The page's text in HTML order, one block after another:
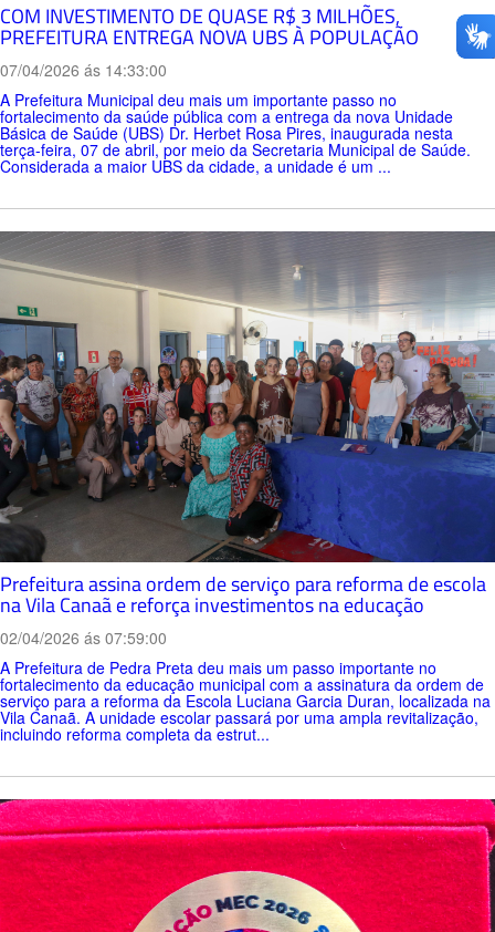
COM INVESTIMENTO DE QUASE R$ 3 MILHÕES,
PREFEITURA ENTREGA NOVA UBS À POPULAÇÃO
07/04/2026 ás 14:33:00
A Prefeitura Municipal deu mais um importante passo no
fortalecimento da saúde pública com a entrega da nova Unidade
Básica de Saúde (UBS) Dr. Herbet Rosa Pires, inaugurada nesta
terça-feira, 07 de abril, por meio da Secretaria Municipal de Saúde.
Considerada a maior UBS da cidade, a unidade é um ...
Prefeitura assina ordem de serviço para reforma de escola
na Vila Canaã e reforça investimentos na educação
02/04/2026 ás 07:59:00
A Prefeitura de Pedra Preta deu mais um passo importante no
fortalecimento da educação municipal com a assinatura da ordem de
serviço para a reforma da Escola Luciana Garcia Duran, localizada na
Vila Canaã. A unidade escolar passará por uma ampla revitalização,
incluindo reforma completa da estrut...